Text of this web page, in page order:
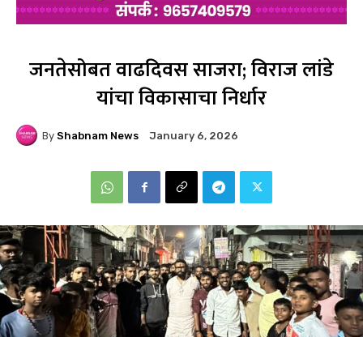
जनतेसोबत वाढदिवस साजरा; विराज लांडे
यांचा विकासाचा निर्धार
By Shabnam News January 6, 2026